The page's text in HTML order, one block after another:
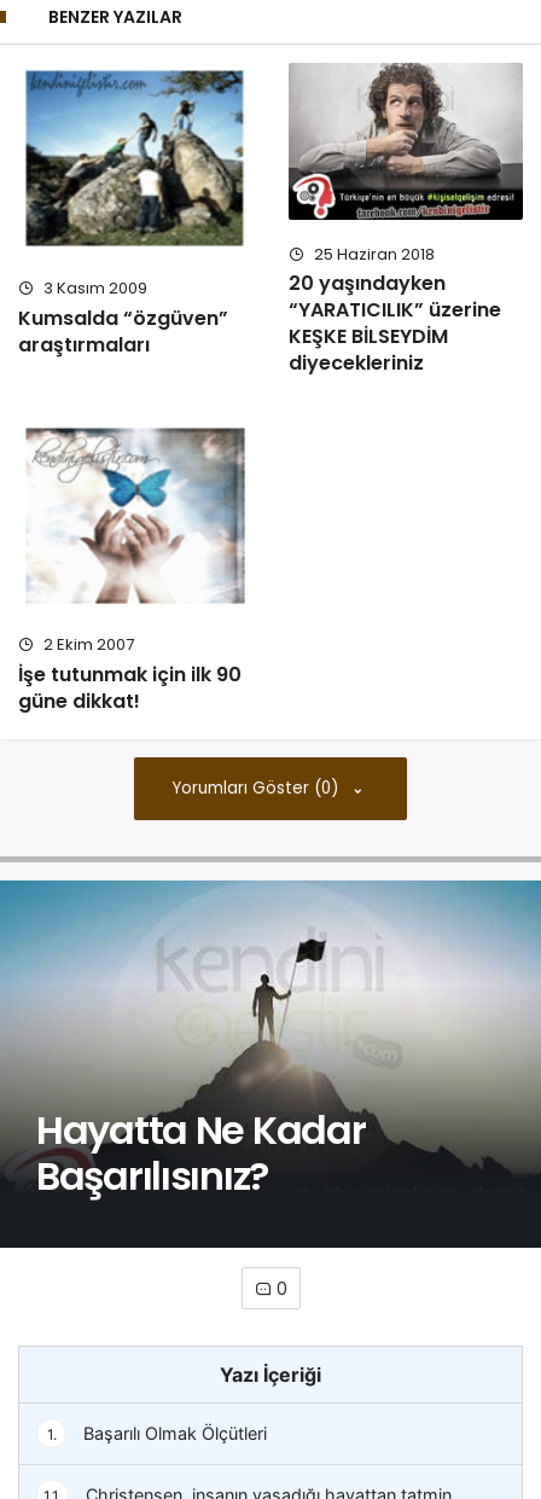
BENZER YAZILAR
3 Kasım 2009
Kumsalda “özgüven”
araştırmaları
25 Haziran 2018
20 yaşındayken
“YARATICILIK” üzerine
KEŞKE BİLSEYDİM
diyecekleriniz
2 Ekim 2007
İşe tutunmak için ilk 90
güne dikkat!
Yorumları Göster (0)
Hayatta Ne Kadar
Başarılısınız?
0
Yazı İçeriği
1. Başarılı Olmak Ölçütleri
Christensen, insanın yaşadığı hayattan tatmin